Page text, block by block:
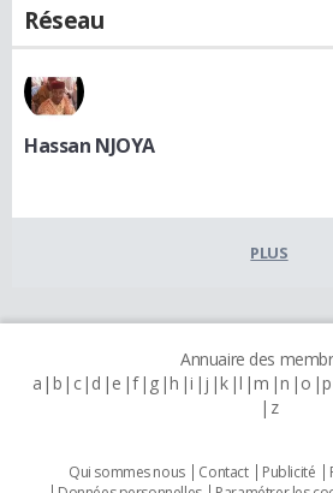
Réseau
Hassan NJOYA
PLUS
Annuaire des
a b c d e f g h i j k l m n o p
z
Qui sommes nous Contact Publicité